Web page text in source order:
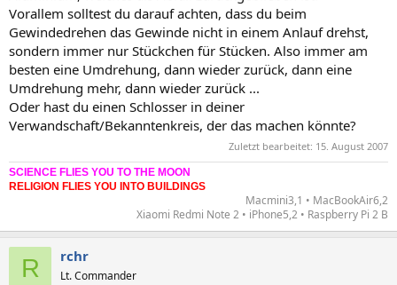
Vorallem solltest du darauf achten, dass du beim
Gewindedrehen das Gewinde nicht in einem Anlauf drehst,
sondern immer nur Stückchen für Stücken. Also immer am
besten eine Umdrehung, dann wieder zurück, dann eine
Umdrehung mehr, dann wieder zurück ...
Oder hast du einen Schlosser in deiner
Verwandschaft/Bekanntenkreis, der das machen könnte?
Zuletzt bearbeitet: 15. August 2007
SCIENCE FLIES YOU TO THE MOON
RELIGION FLIES YOU INTO BUILDINGS
Macmini3,1 • MacBookAir6,2
Xiaomi Redmi Note 2 • iPhone5,2 • Raspberry Pi 2 B​
R rchr
Lt. Commander